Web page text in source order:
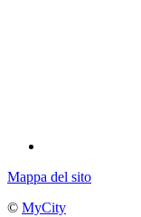
Mappa del sito
© MyCity